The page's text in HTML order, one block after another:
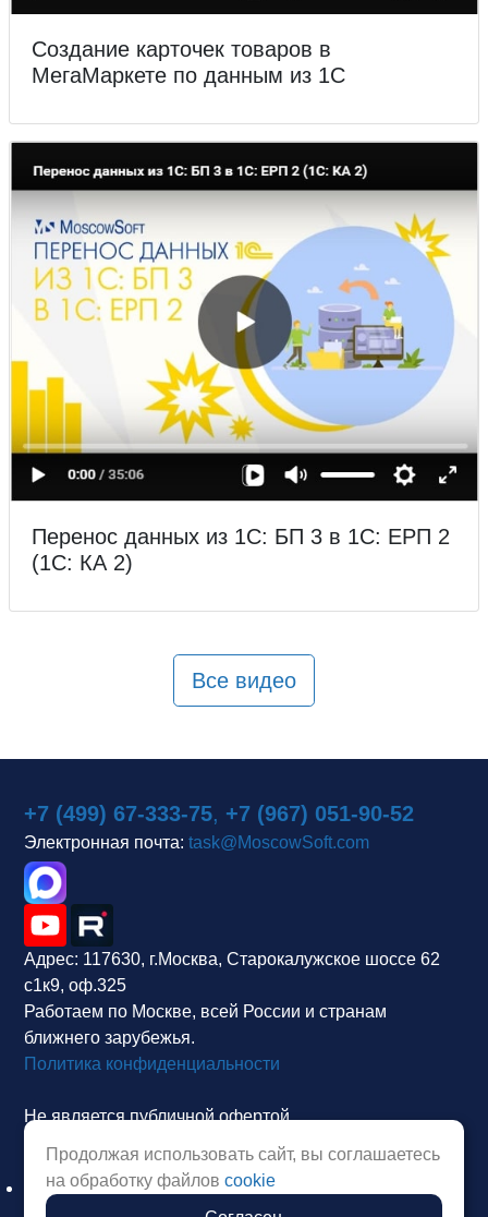
Создание карточек товаров в
МегаМаркете по данным из 1С
Перенос данных из 1С: БП 3 в 1С: ЕРП 2
(1С: КА 2)
Все видео
+7 (499) 67-333-75, +7 (967) 051-90-52
Электронная почта: task@MoscowSoft.com
Адрес: 117630, г.Москва, Старокалужское шоссе 62
с1к9, оф.325
Работаем по Москве, всей России и странам
ближнего зарубежья.
Политика конфиденциальности
Не является публичной офертой.
Продолжая использовать сайт, вы соглашаетесь
на обработку файловcookie